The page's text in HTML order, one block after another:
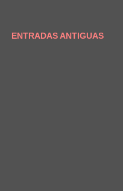
ENTRADAS ANTIGUAS